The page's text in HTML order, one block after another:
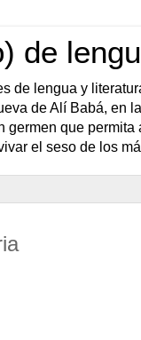
de
de lengua y
de Alí Babá, en
germen que permita
el seso de los